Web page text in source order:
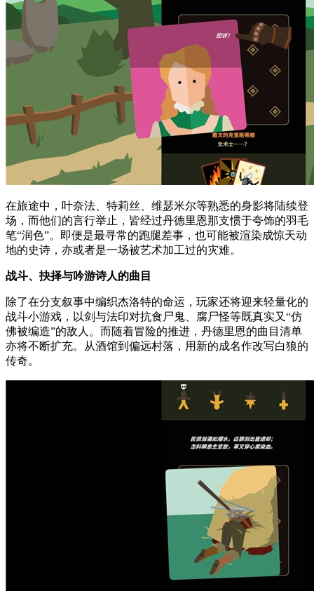
在旅途中，叶奈法、特莉丝、维瑟米尔等熟悉的身影将陆续登
场，而他们的言行举止，皆经过丹德里恩那支惯于夸饰的羽毛
笔“润色”。即便是最寻常的跑腿差事，也可能被渲染成惊天动
地的史诗，亦或者是一场被艺术加工过的灾难。
战斗、抉择与吟游诗人的曲目
除了在分支叙事中编织杰洛特的命运，玩家还将迎来轻量化的
战斗小游戏，以剑与法印对抗食尸鬼、腐尸怪等既真实又“仿
佛被编造”的敌人。而随着冒险的推进，丹德里恩的曲目清单
亦将不断扩充。从酒馆到偏远村落，用新的成名作改写白狼的
传奇。